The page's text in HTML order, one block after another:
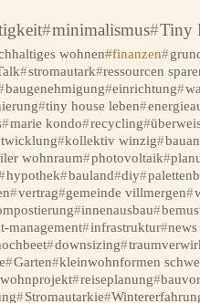
minimalismus Tiny
wohnen finanzen
stromautark ressourcen
baugenehmigung einrichtung
tiny house leben
marie kondo recycling
kollektiv winzig
wohnraum photovoltaik
hypothek bauland diy
vertrag gemeinde villmergen
innenausbau
management infrastruktur
downsizing
Garten kleinwohnformen
wohnprojekt reiseplanung
Stromautarkie